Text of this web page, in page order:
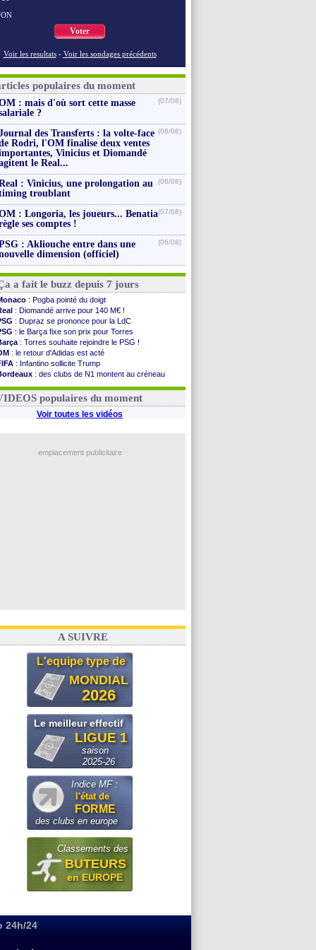
Voter
Voir les resultats - Voir les sondages précédents
populaires du moment
: mais d'où sort cette masse
?
(07/08)
des Transferts : la volte-face
Rodri, l'OM finalise deux ventes
Vinicius et Diomandé
le Real...
(06/08)
: Vinicius, une prolongation au
troublant
(06/08)
: Longoria, les joueurs... Benatia
ses comptes !
(07/08)
: Akliouche entre dans une
dimension (officiel)
(06/08)
a fait le buzz depuis 7 jours
: Pogba pointé du doigt
: Diomandé arrive pour 140 M€ !
: Dupraz se prononce pour la LdC
: le Barça fixe son prix pour Torres
: Torres souhaite rejoindre le PSG !
: le retour d'Adidas est acté
: Infantino sollicite Trump
: des clubs de N1 montent au créneau
: le démenti de Leipzig pour Diomandé
populaires du moment
Voir toutes les vidéos
emplacement publicitaire
A SUIVRE
L'equipe type de
MONDIAL
2026
Le meilleur effectif
LIGUE 1
saison
2025-26
Indice MF :
l'état de
FORME
des clubs en europe
Classements des
BUTEURS
en EUROPE
24h/24